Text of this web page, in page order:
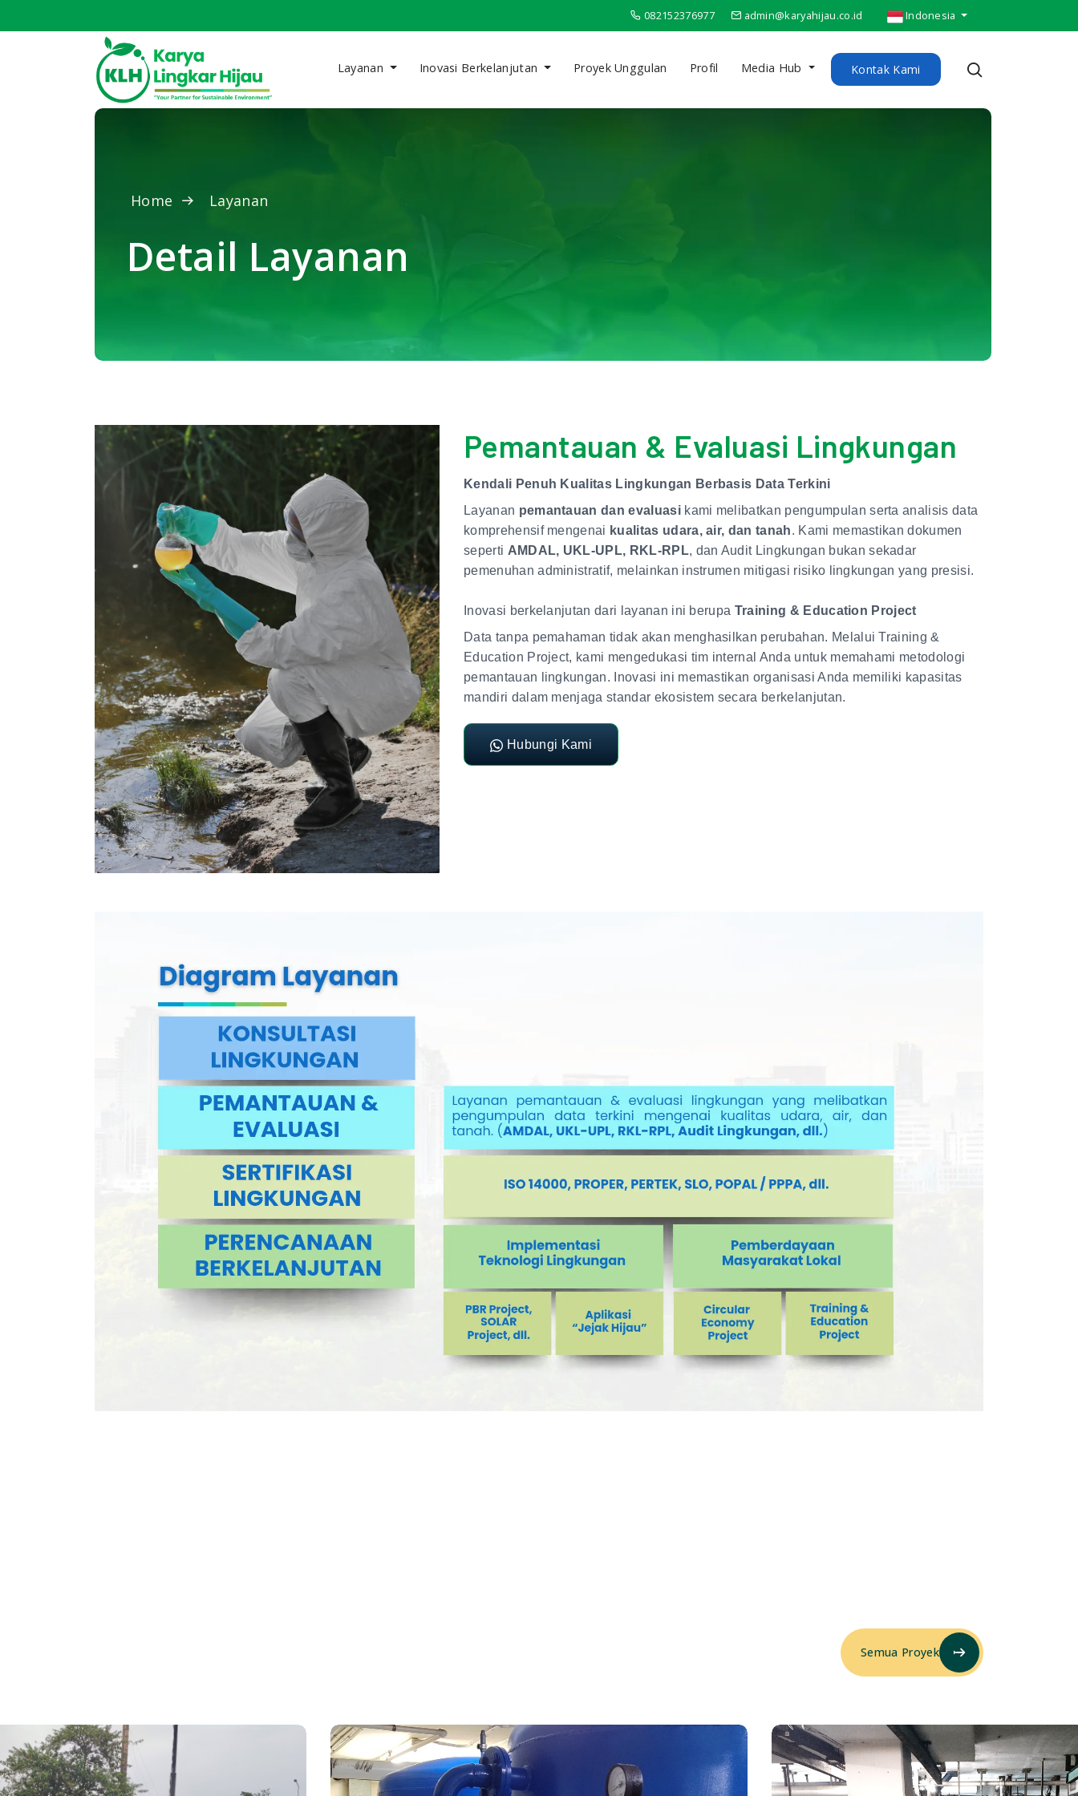
082152376977 admin@karyahijau.co.id Indonesia
Layanan Inovasi Berkelanjutan Proyek Unggulan Profil Media Hub Kontak Kami
Home Layanan
Detail Layanan
Pemantauan & Evaluasi Lingkungan
Kendali Penuh Kualitas Lingkungan Berbasis Data Terkini
Layanan pemantauan dan evaluasikami melibatkan pengumpulan serta analisis data
komprehensif mengenai kualitas udara, air, dan tanah. Kami memastikan dokumen
seperti AMDAL, UKL-UPL, RKL-RPL, dan Audit Lingkungan bukan sekadar
pemenuhan administratif, melainkan instrumen mitigasi risiko lingkungan yang presisi.
Inovasi berkelanjutan dari layanan ini berupa Training & Education Project
Data tanpa pemahaman tidak akan menghasilkan perubahan. Melalui Training &
Education Project, kami mengedukasi tim internal Anda untuk memahami metodologi
pemantauan lingkungan. Inovasi ini memastikan organisasi Anda memiliki kapasitas
mandiri dalam menjaga standar ekosistem secara berkelanjutan.
Hubungi Kami
Semua Proyek